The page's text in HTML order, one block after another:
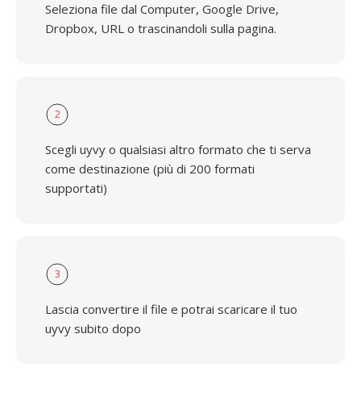
Seleziona file dal Computer, Google Drive,
Dropbox, URL o trascinandoli sulla pagina.
2
Scegli uyvy o qualsiasi altro formato che ti serva
come destinazione (più di 200 formati
supportati)
3
Lascia convertire il file e potrai scaricare il tuo
uyvy subito dopo